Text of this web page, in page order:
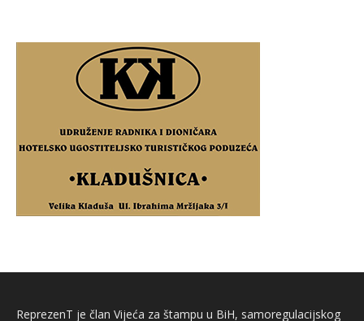
ReprezenT je član Vijeća za štampu u BiH, samoregulacijskog